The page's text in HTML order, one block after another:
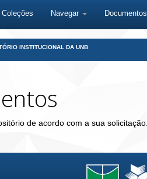
Navegar Documentos
INSTITUCIONAL DA UNB
de acordo com a sua solicitação.